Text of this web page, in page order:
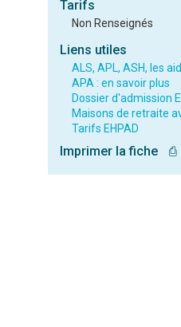
Tarifs
Non Renseignés
Liens utiles
ALS, APL, ASH, les
APA : en savoir plus
Dossier d'admission
Maisons de retraite
Tarifs EHPAD
Imprimer la fiche ⎙